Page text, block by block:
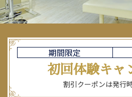
期間限定
初回体験キャ
割引クーポンは発行